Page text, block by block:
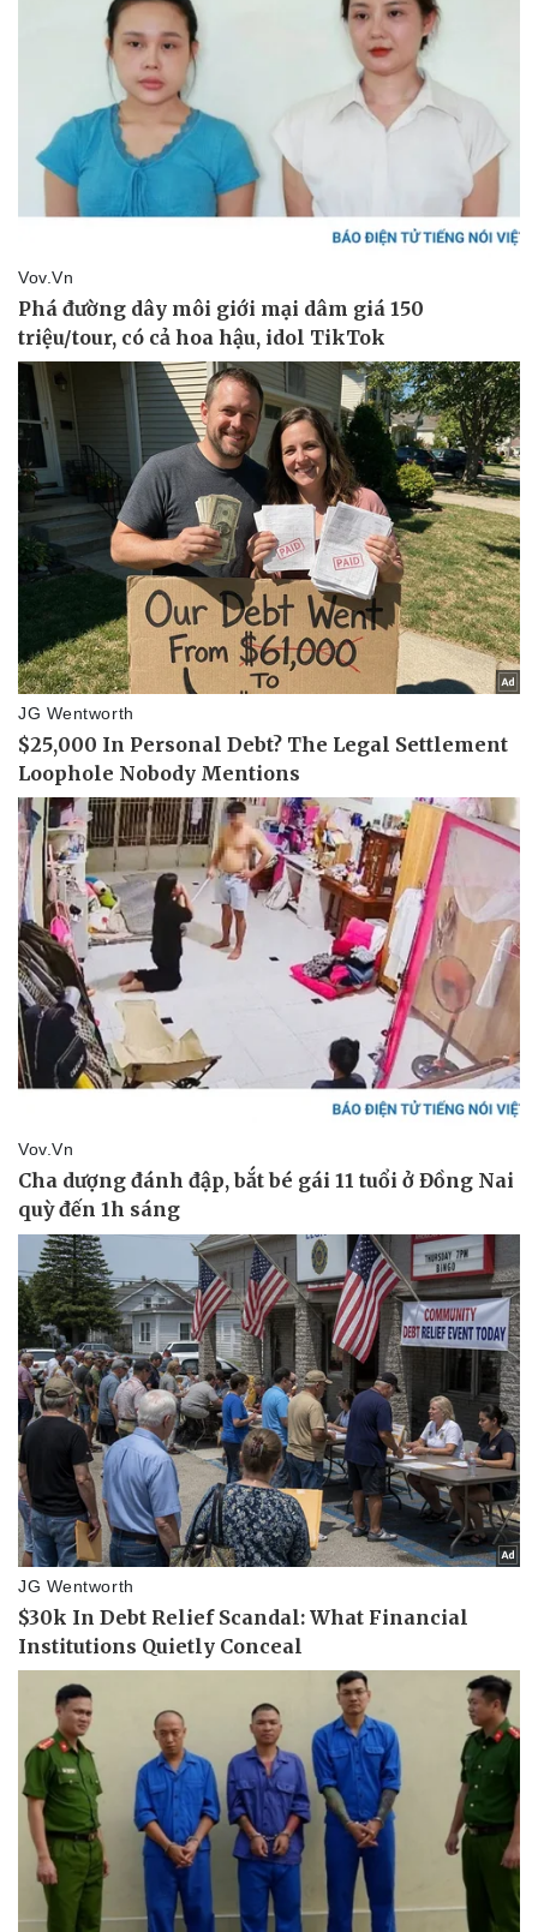
Doanh nghiệp
Thông tin doanh nghiệp
Doanh nghiệp 24h
Doanh nhân
Vì cộng đồng
Công nghệ
Sành điệu
Tin Công nghệ
Trải nghiệm
Chuyển đổi số
Sức khỏe
Dinh dưỡng - món ngon
Cây thuốc
Sản phụ khoa
Nhi khoa
Nam khoa
Làm đẹp - giảm cân
Phòng mạch online
Ăn sạch sống khỏe
Đời sống
Nhà đẹp
Blog
Tình yêu - Gia đình